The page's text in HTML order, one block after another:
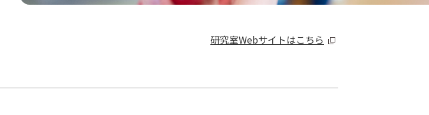
研究室Webサイトはこちら
就職・進路